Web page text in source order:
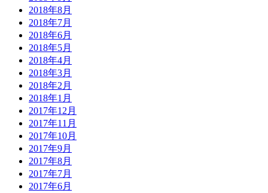
2018年8月
2018年7月
2018年6月
2018年5月
2018年4月
2018年3月
2018年2月
2018年1月
2017年12月
2017年11月
2017年10月
2017年9月
2017年8月
2017年7月
2017年6月